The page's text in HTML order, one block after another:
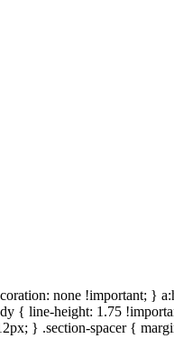
none !important; }
{ line-height: 1.75
} .section-spacer {